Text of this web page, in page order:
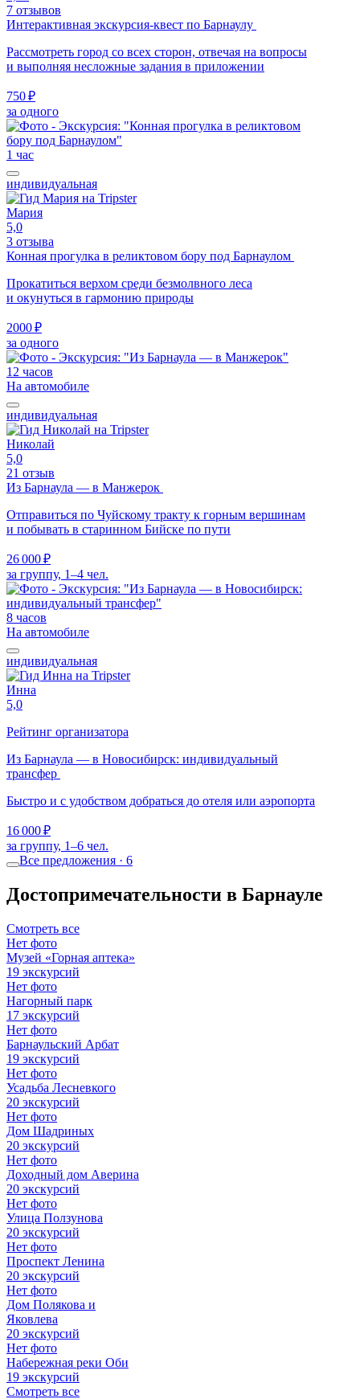
7 отзывов
Интерактивная экскурсия-квест по Барнаулу
Рассмотреть город со всех сторон, отвечая на вопросы
и выполняя несложные задания в приложении
750 ₽
за одного
1 час
индивидуальная
Мария
5,0
3 отзыва
Конная прогулка в реликтовом бору под Барнаулом
Прокатиться верхом среди безмолвного леса
и окунуться в гармонию природы
2000 ₽
за одного
12 часов
На автомобиле
индивидуальная
Николай
5,0
21 отзыв
Из Барнаула — в Манжерок
Отправиться по Чуйскому тракту к горным вершинам
и побывать в старинном Бийске по пути
26 000 ₽
за группу, 1–4 чел.
8 часов
На автомобиле
индивидуальная
Инна
5,0
Рейтинг организатора
Из Барнаула — в Новосибирск: индивидуальный
трансфер
Быстро и с удобством добраться до отеля или аэропорта
16 000 ₽
за группу, 1–6 чел.
Все предложения · 6
Достопримечательности в Барнауле
Смотреть все
Нет фото
Музей «Горная аптека»
19 экскурсий
Нет фото
Нагорный парк
17 экскурсий
Нет фото
Барнаульский Арбат
19 экскурсий
Нет фото
Усадьба Лесневкого
20 экскурсий
Нет фото
Дом Шадриных
20 экскурсий
Нет фото
Доходный дом Аверина
20 экскурсий
Нет фото
Улица Ползунова
20 экскурсий
Нет фото
Проспект Ленина
20 экскурсий
Нет фото
Дом Полякова и
Яковлева
20 экскурсий
Нет фото
Набережная реки Оби
19 экскурсий
Смотреть все